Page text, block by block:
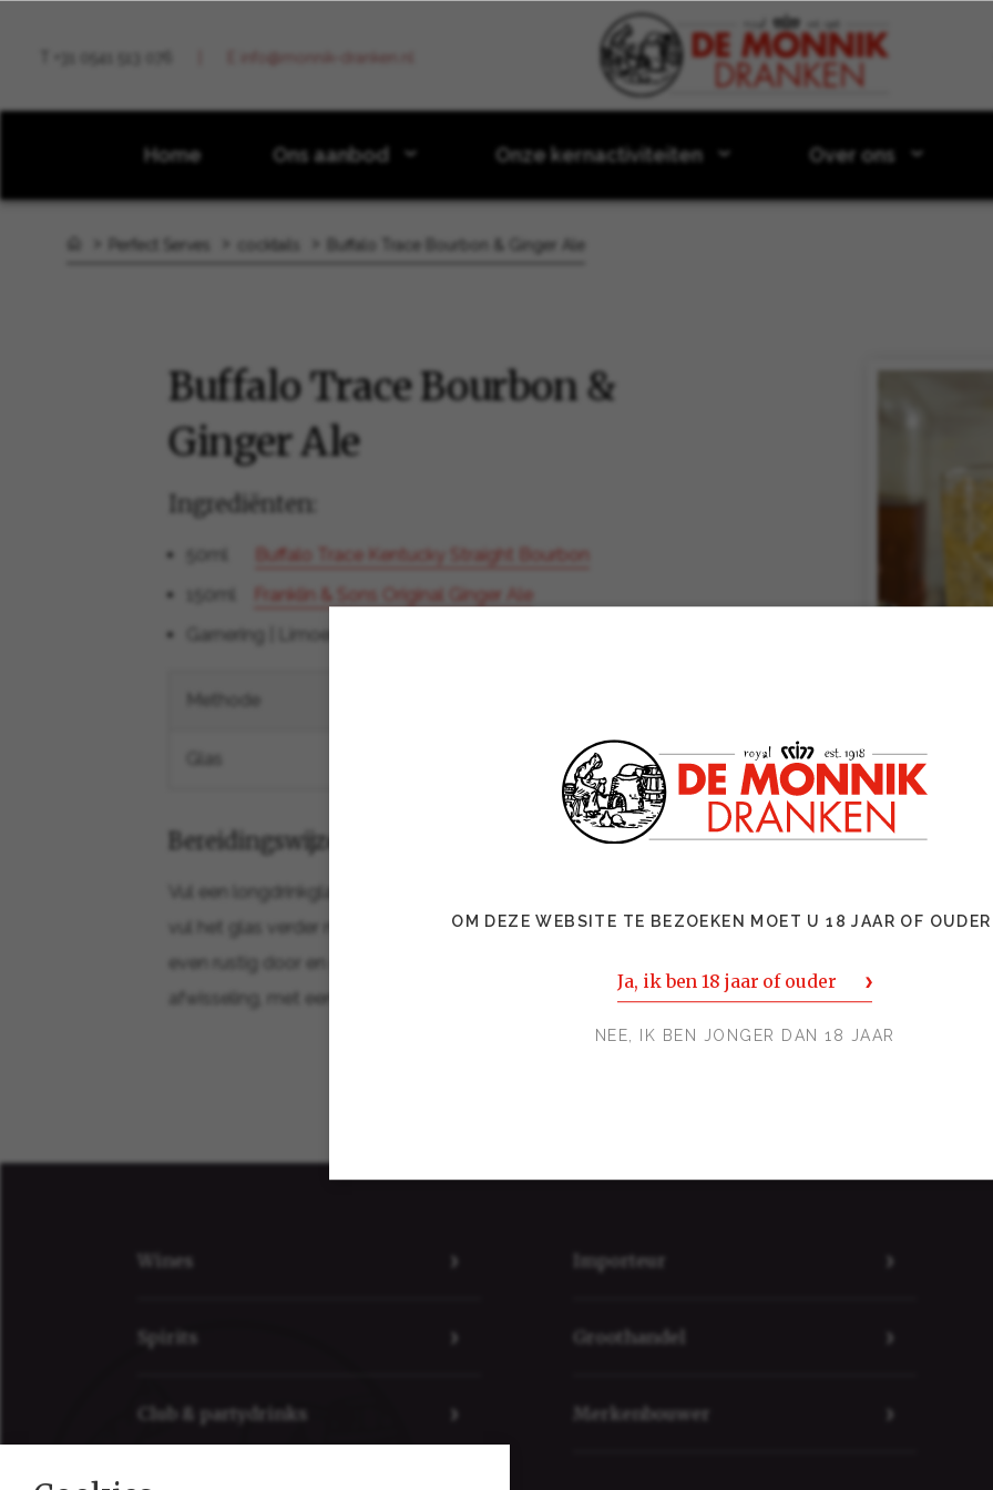
Door naar content
Home Ons aanbod Onze kernactiviteiten Over ons
Perfect Serves cocktails Buffalo Trace Bourbon & Ginger Ale
Buffalo Trace Bourbon &
Ginger Ale
Ingrediënten:
50ml
Buffalo Trace Kentucky Straight Bourbon
150ml
Franklin & Sons Original Ginger Ale
Garnering | Limoenschijfje
Methode
Glas
Bereidingswijze:
Vul een longdrinkglas met ijs. Voeg de Buffalo Trace Bourbon toe en
vul het glas verder met Franklin & Sons Premium Ginger Ale. Roer
even rustig door en garneer met een limoenschijfje of, voor de
afwisseling, met een citroen- of sinaasappelschijfje.
Wines
Spirits
Club & partydrinks
Importeur
Groothandel
Merkenbouwer
OM DEZE WEBSITE TE BEZOEKEN MOET U 18 JAAR OF
Ja, ik ben 18 jaar of ouder
NEE, IK BEN JONGER DAN 18 JAAR